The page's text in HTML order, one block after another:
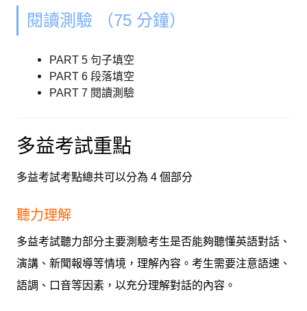
閱讀測驗 （75 分鐘）
PART 5 句子填空
PART 6 段落填空
PART 7 閱讀測驗
多益考試重點
多益考試考點總共可以分為 4 個部分
聽力理解
多益考試聽力部分主要測驗考生是否能夠聽懂英語對話、
演講、新聞報導等情境，理解內容。考生需要注意語速、
語調、口音等因素，以充分理解對話的內容。